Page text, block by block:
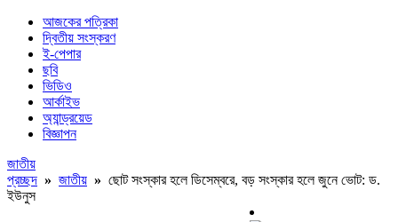
আজকের পত্রিকা
দ্বিতীয় সংস্করণ
ই-পেপার
ছবি
ভিডিও
আর্কাইভ
অ্যান্ড্রয়েড
বিজ্ঞাপন
জাতীয়
প্রচ্ছদ » জাতীয় » ছোট সংস্কার হলে ডিসেম্বরে, বড় সংস্কার হলে জুনে ভোট: ড.
ইউনুস